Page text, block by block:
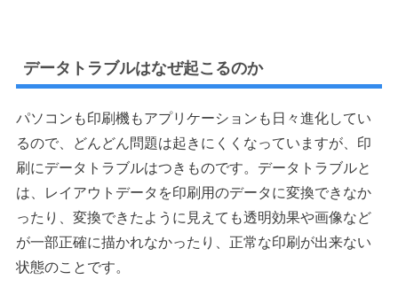
データトラブルはなぜ起こるのか
パソコンも印刷機もアプリケーションも日々進化してい
るので、どんどん問題は起きにくくなっていますが、印
刷にデータトラブルはつきものです。データトラブルと
は、レイアウトデータを印刷用のデータに変換できなか
ったり、変換できたように見えても透明効果や画像など
が一部正確に描かれなかったり、正常な印刷が出来ない
状態のことです。